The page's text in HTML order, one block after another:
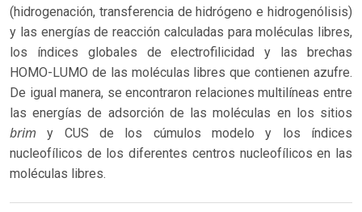
(hidrogenación, transferencia de hidrógeno e hidrogenólisis)
y las energías de reacción calculadas para moléculas libres,
los índices globales de electrofilicidad y las brechas
HOMO-LUMO de las moléculas libres que contienen azufre.
De igual manera, se encontraron relaciones multilíneas entre
las energías de adsorción de las moléculas en los sitios
brim y CUS de los cúmulos modelo y los índices
nucleofílicos de los diferentes centros nucleofílicos en las
moléculas libres.